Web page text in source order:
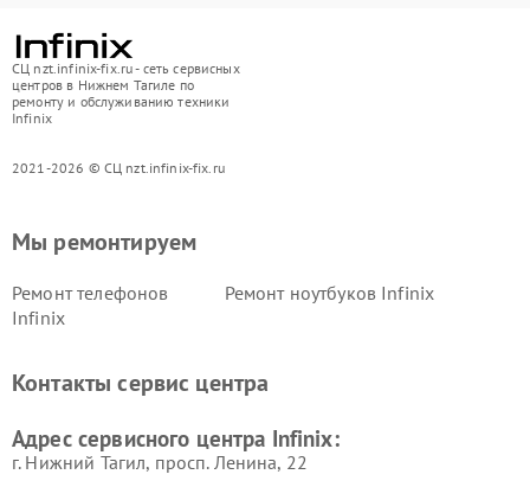
СЦ nzt.infinix-fix.ru - сеть сервисных
центров в Нижнем Тагиле по
ремонту и обслуживанию техники
Infinix
2021-2026 © СЦ nzt.infinix-fix.ru
Мы ремонтируем
Ремонт телефонов
Infinix
Ремонт ноутбуков Infinix
Контакты сервис центра
Адрес сервисного центра Infinix:
г. Нижний Тагил, просп. Ленина, 22